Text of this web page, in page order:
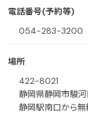
電話番号(予約等)
054-283-3200
場所
422-8021
静岡県静岡市駿
静岡駅南口から無